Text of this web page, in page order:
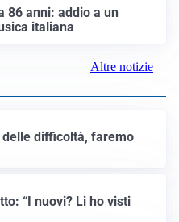
anni: addio a un